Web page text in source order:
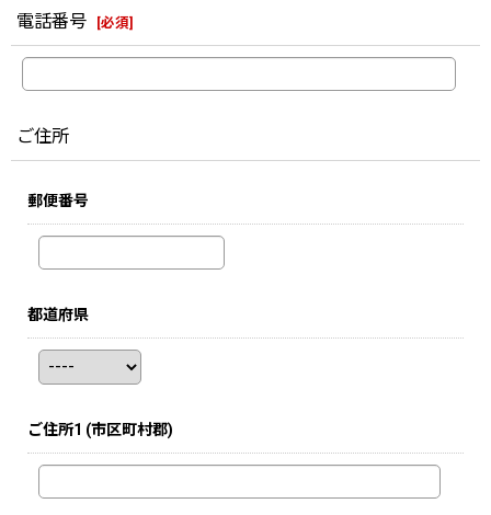
電話番号 [必須]
ご住所
郵便番号
都道府県
ご住所1 (市区町村郡)